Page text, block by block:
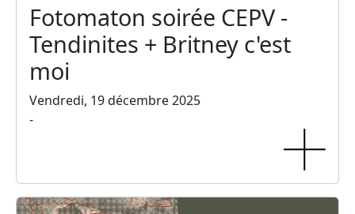
Fotomaton soirée CEPV -
Tendinites + Britney c'est
moi
Vendredi, 19 décembre 2025
-